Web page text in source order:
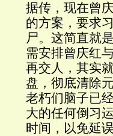
据传，现在曾
的方案，要求
尸。这简直就
需安排曾庆红
再交人，其实
盘，彻底清除
老朽们脑子已
大的任何倒习
时间，以免延